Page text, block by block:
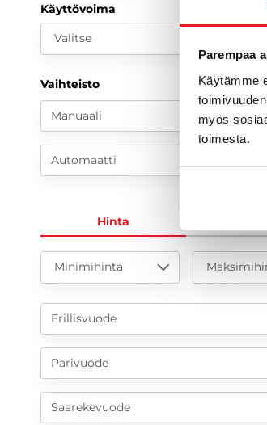
Parempaa
Käytämme
myös
toimesta.
Käyttövoima
Valitse
Vaihteisto
Manuaali
Automaatti
Hinta
Minimihinta
Erillisvuode
Parivuode
Saarekevuode